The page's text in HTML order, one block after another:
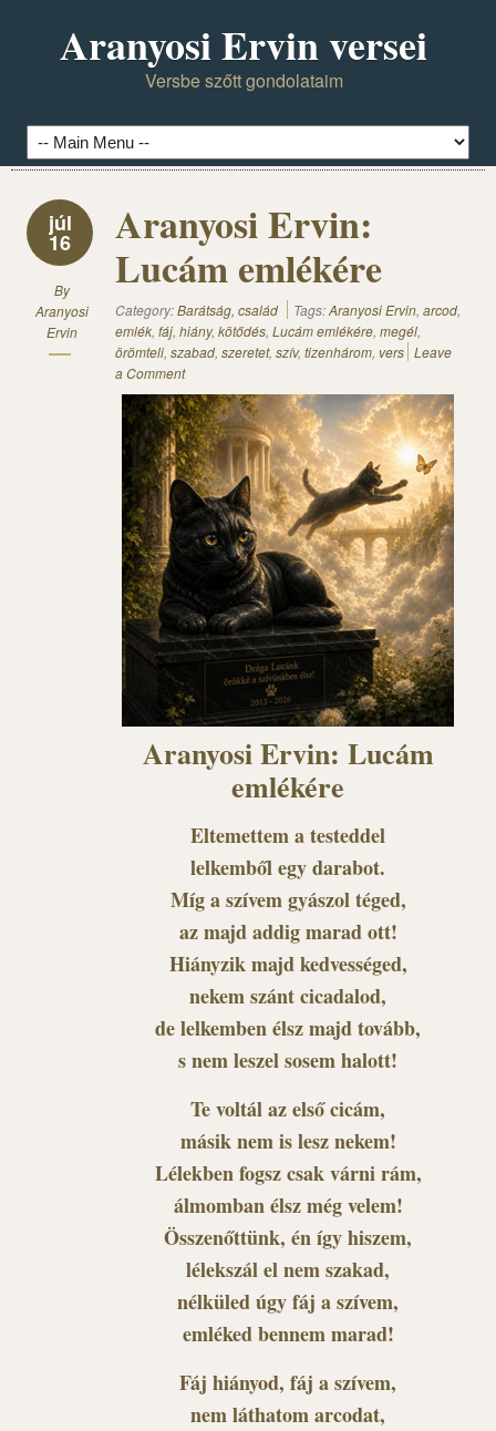
Aranyosi Ervin versei
Versbe szőtt gondolataim
júl
16
By
Aranyosi
Ervin
Aranyosi Ervin:
Lucám emlékére
Category:Barátság, család Tags:Aranyosi Ervin, arcod,
emlék, fáj, hiány, kötődés, Lucám emlékére, megél,
örömteli, szabad, szeretet, szív, tizenhárom, vers Leave
a Comment
Aranyosi Ervin: Lucám
emlékére
Eltemettem a testeddel
lelkemből egy darabot.
Míg a szívem gyászol téged,
az majd addig marad ott!
Hiányzik majd kedvességed,
nekem szánt cicadalod,
de lelkemben élsz majd tovább,
s nem leszel sosem halott!
Te voltál az első cicám,
másik nem is lesz nekem!
Lélekben fogsz csak várni rám,
álmomban élsz még velem!
Összenőttünk, én így hiszem,
lélekszál el nem szakad,
nélküled úgy fáj a szívem,
emléked bennem marad!
Fáj hiányod, fáj a szívem,
nem láthatom arcodat,